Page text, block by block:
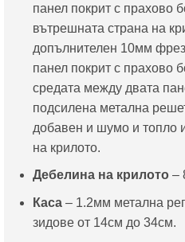
панел покрит с прахово
вътрешната страна на
допълнителен 10мм
панел покрит с прахово
средата между двата
подсилена метална
добавен и шумо и топло
на крилото.
Дебелина на крилото–
Каса– 1.2мм метална
зидове от 14см до 34см.